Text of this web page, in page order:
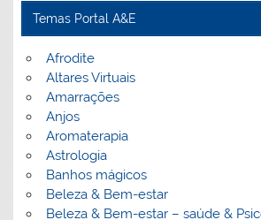
Temas Portal A&E
Afrodite
Altares Virtuais
Amarrações
Anjos
Aromaterapia
Astrologia
Banhos mágicos
Beleza & Bem-estar
Beleza & Bem-estar – saúde &